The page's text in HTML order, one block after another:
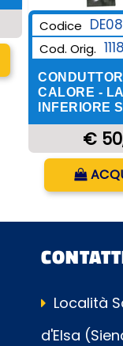
Codice
Cod. Orig.
CALORE -
INFERIORE
€
Località
d'Elsa